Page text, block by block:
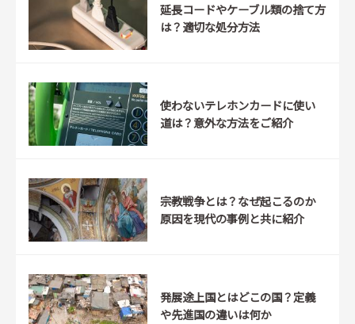
延長コードやケーブル類の捨て方
は？適切な処分方法
使わないテレホンカードに使い
道は？意外な方法をご紹介
宗教戦争とは？なぜ起こるのか
原因を現代の事例と共に紹介
発展途上国とはどこの国？定義
や先進国の違いは何か